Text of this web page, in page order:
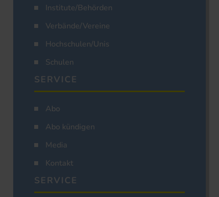
Institute/Behörden
Verbände/Vereine
Hochschulen/Unis
Schulen
SERVICE
Abo
Abo kündigen
Media
Kontakt
SERVICE